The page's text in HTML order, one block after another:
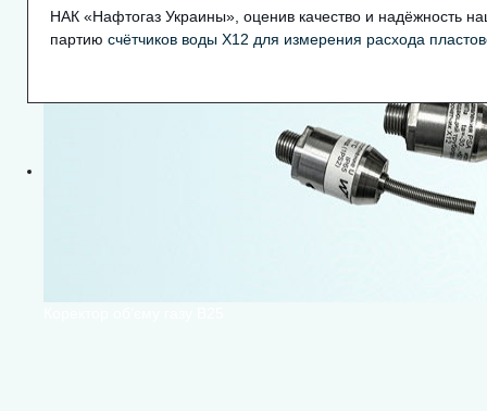
Лічильник пластової води
НАК «Нафтогаз Украины», оценив качество и надёжность
партию счётчиков воды Х12 для измерения расхода